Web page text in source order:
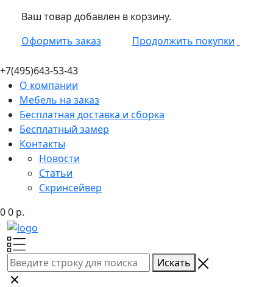
Ваш товар добавлен в корзину.
Оформить заказ
Продолжить покупки
+7(495)643-53-43
О компании
Мебель на заказ
Бесплатная доставка и сборка
Бесплатный замер
Контакты
Новости
Статьи
Скринсейвер
00 р.
Искать